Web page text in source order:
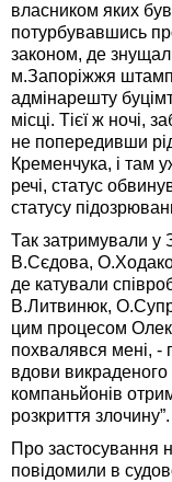
власником яких
потурбувавшись
законом, де
м.Запоріжжя
адмінарешту
місці. Тієї ж ночі,
не попередивши
Кременчука, і там
речі, статус
статусу
Так затримували у
В.Сєдова,
де катували
В.Литвинюк,
цим процесом
похвалявся мені, -
вдови
компаньйонів
розкриття злочину”.
Про застосування
повідомили в